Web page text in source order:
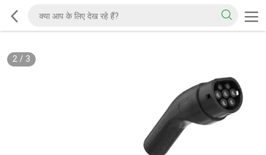
2/ 3